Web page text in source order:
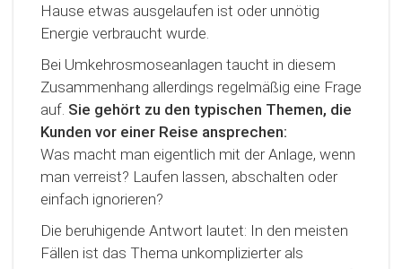
Hause etwas ausgelaufen ist oder unnötig
Energie verbraucht wurde.
Bei Umkehrosmoseanlagen taucht in diesem
Zusammenhang allerdings regelmäßig eine Frage
auf. Sie gehört zu den typischen Themen, die
Kunden vor einer Reise ansprechen:
Was macht man eigentlich mit der Anlage, wenn
man verreist? Laufen lassen, abschalten oder
einfach ignorieren?
Die beruhigende Antwort lautet: In den meisten
Fällen ist das Thema unkomplizierter als